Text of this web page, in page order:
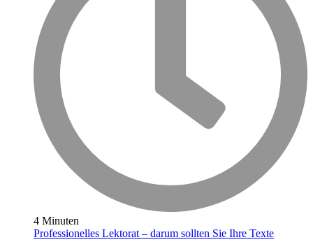
4 Minuten
Professionelles Lektorat – darum sollten Sie Ihre Texte